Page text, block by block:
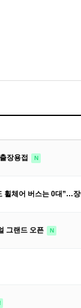
장용접 N
체어 버스는 0대”…
그랜드 오픈 N